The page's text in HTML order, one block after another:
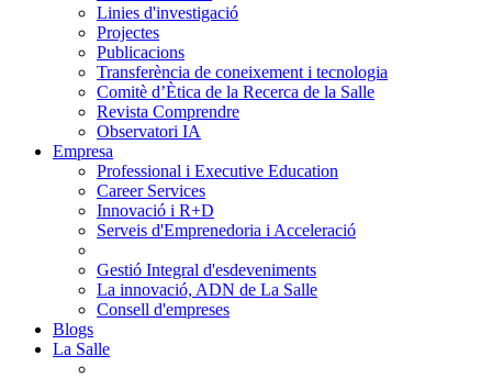
Linies d'investigació
Projectes
Publicacions
Transferència de coneixement i tecnologia
Comitè d’Ètica de la Recerca de la Salle
Revista Comprendre
Observatori IA
Empresa
Professional i Executive Education
Career Services
Innovació i R+D
Serveis d'Emprenedoria i Acceleració
Gestió Integral d'esdeveniments
La innovació, ADN de La Salle
Consell d'empreses
Blogs
La Salle